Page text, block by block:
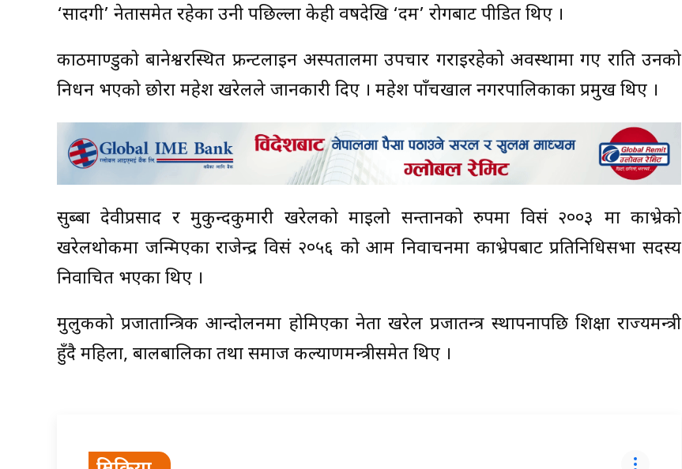
‘सादगी’ नेतासमेत रहेका उनी पछिल्ला केही वर्षदेखि ‘दम’ रोगबाट पीडित थिए ।
काठमाण्डुको बानेश्वरस्थित फ्रन्टलाइन अस्पतालमा उपचार गराइरहेको अवस्थामा गए राति उनको
निधन भएको छोरा महेश खरेलले जानकारी दिए । महेश पाँचखाल नगरपालिकाका प्रमुख थिए ।
सुब्बा देवीप्रसाद र मुकुन्दकुमारी खरेलको माइलो सन्तानको रुपमा विसं २००३ मा काभ्रेको
खरेलथोकमा जन्मिएका राजेन्द्र विसं २०५६ को आम निर्वाचनमा काभ्रेपबाट प्रतिनिधिसभा सदस्य
निर्वाचित भएका थिए ।
मुलुकको प्रजातान्त्रिक आन्दोलनमा होमिएका नेता खरेल प्रजातन्त्र स्थापनापछि शिक्षा राज्यमन्त्री
हुँदै महिला, बालबालिका तथा समाज कल्याणमन्त्रीसमेत थिए ।